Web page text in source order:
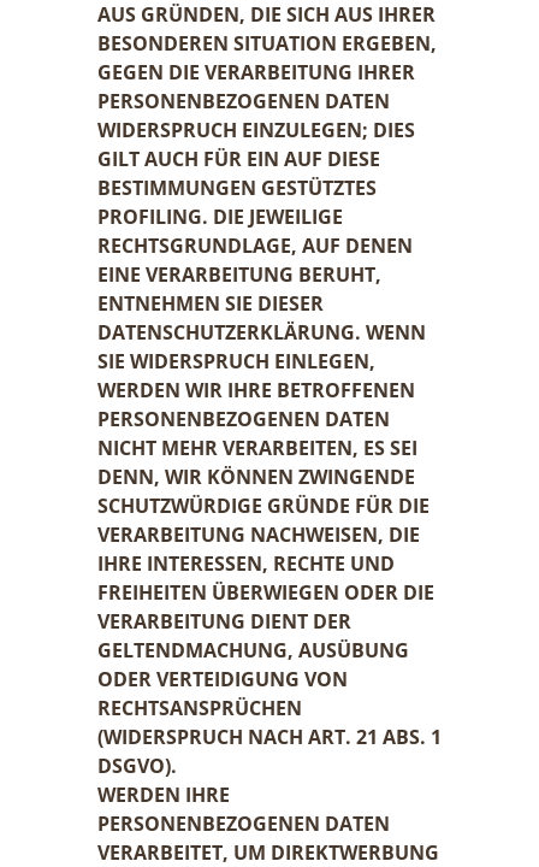
AUS GRÜNDEN, DIE SICH AUS IHRER
BESONDEREN SITUATION ERGEBEN,
GEGEN DIE VERARBEITUNG IHRER
PERSONENBEZOGENEN DATEN
WIDERSPRUCH EINZULEGEN; DIES
GILT AUCH FÜR EIN AUF DIESE
BESTIMMUNGEN GESTÜTZTES
PROFILING. DIE JEWEILIGE
RECHTSGRUNDLAGE, AUF DENEN
EINE VERARBEITUNG BERUHT,
ENTNEHMEN SIE DIESER
DATENSCHUTZERKLÄRUNG. WENN
SIE WIDERSPRUCH EINLEGEN,
WERDEN WIR IHRE BETROFFENEN
PERSONENBEZOGENEN DATEN
NICHT MEHR VERARBEITEN, ES SEI
DENN, WIR KÖNNEN ZWINGENDE
SCHUTZWÜRDIGE GRÜNDE FÜR DIE
VERARBEITUNG NACHWEISEN, DIE
IHRE INTERESSEN, RECHTE UND
FREIHEITEN ÜBERWIEGEN ODER DIE
VERARBEITUNG DIENT DER
GELTENDMACHUNG, AUSÜBUNG
ODER VERTEIDIGUNG VON
RECHTSANSPRÜCHEN
(WIDERSPRUCH NACH ART. 21 ABS. 1
DSGVO).
WERDEN IHRE
PERSONENBEZOGENEN DATEN
VERARBEITET, UM DIREKTWERBUNG